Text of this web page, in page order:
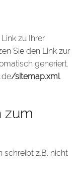
zu Ihrer
Sie den Link zur
generiert.
/sitemap.xml
zum
schreibt z.B. nicht